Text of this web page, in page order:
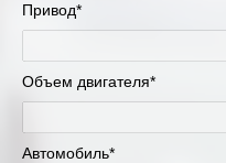
Привод*
Объем двигателя*
Автомобиль*